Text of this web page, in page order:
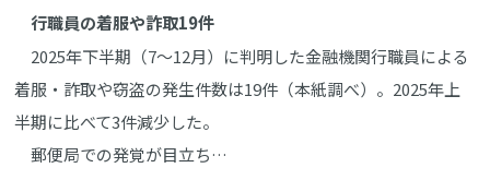
行職員の着服や詐取19件
2025年下半期（7～12月）に判明した金融機関行職員による
着服・詐取や窃盗の発生件数は19件（本紙調べ）。2025年上
半期に比べて3件減少した。
郵便局での発覚が目立ち…